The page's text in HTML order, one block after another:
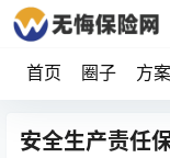
首页 圈子 方案
安全生产责任